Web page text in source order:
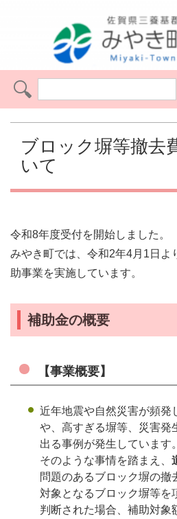
ブロック塀等撤去
いて
令和8年度受付を開始しました。
みやき町では、令和2年4月1日よ
助事業を実施しています。
補助金の概要
【事業概要】
近年地震や自然災害が頻発
や、高すぎる塀等、災害発
出る事例が発生しています。
そのような事情を踏まえ、
問題のあるブロック塀の撤
対象となるブロック塀等を
判断された場合、補助対象